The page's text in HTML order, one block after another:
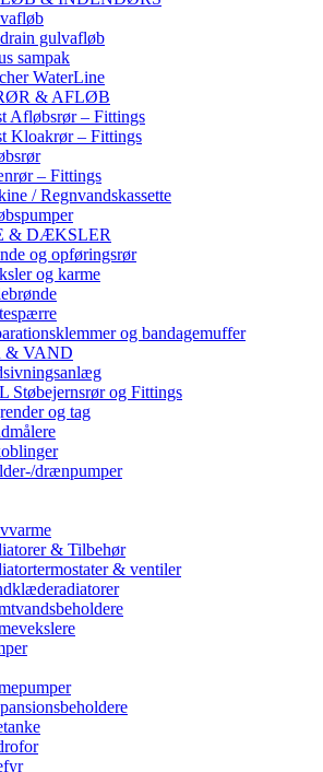
gulvafløb
sampak
WaterLine
& AFLØB
Afløbsrør – Fittings
Kloakrør – Fittings
– Fittings
/ Regnvandskassette
& DÆKSLER
og opføringsrør
og karme
og bandagemuffer
& VAND
Støbejernsrør og Fittings
og tag
drænpumper
& Tilbehør
& ventiler